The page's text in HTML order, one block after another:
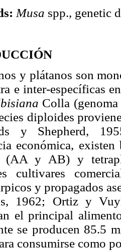
Musa spp., genetic
y plátanos son
e inter-específicas
Colla
diploides
y Shepherd,
económica,
(AA y AB) y
cultivares
y propagados
1962; Ortiz y
el principal
se producen 85.5
consumirse como